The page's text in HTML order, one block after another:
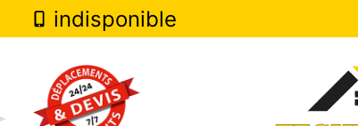
indisponible